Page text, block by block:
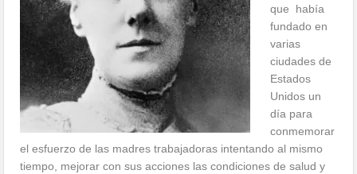
que había
fundado en
varias
ciudades de
Estados
Unidos un
día para
conmemorar
el esfuerzo de las madres trabajadoras intentando al mismo
tiempo, mejorar con sus acciones las condiciones de salud y